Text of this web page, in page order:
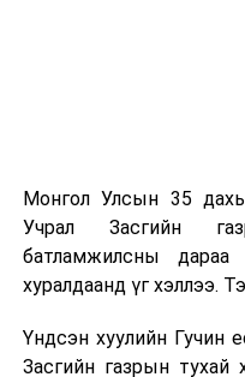
бэлтгэл сургалт
Тиймээс мэргэжлийн
алба хаагчидтайгаа
итгэлийг хүлээж
боддог.
Бидний зорилго
Монгол Улсын 35
Учрал Засгийн
батламжилсны
хуралдаанд үг хэллээ.
Үндсэн хуулийн Гучин
Засгийн газрын тухай